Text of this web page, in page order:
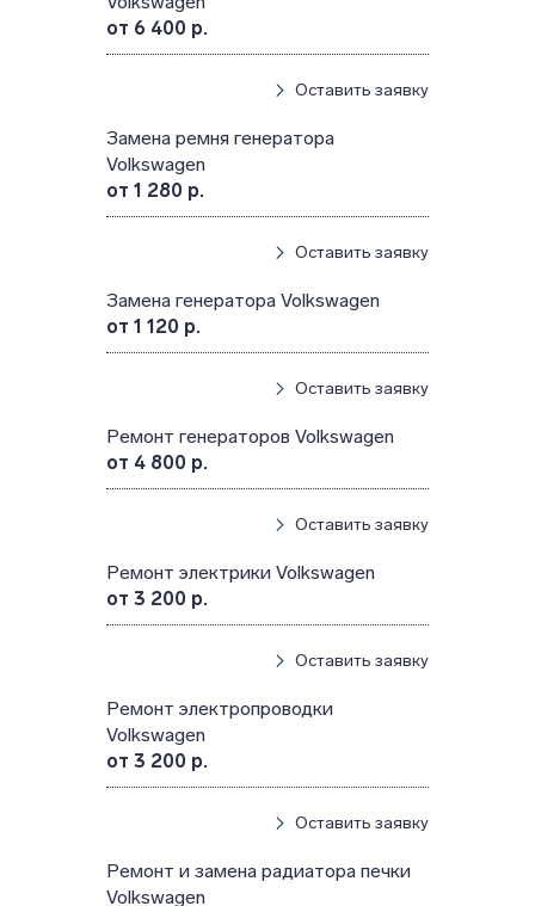
от 6 400 р.
Оставить заявку
Замена ремня генератора
Volkswagen
от 1 280 р.
Оставить заявку
Замена генератора Volkswagen
от 1 120 р.
Оставить заявку
Ремонт генераторов Volkswagen
от 4 800 р.
Оставить заявку
Ремонт электрики Volkswagen
от 3 200 р.
Оставить заявку
Ремонт электропроводки
Volkswagen
от 3 200 р.
Оставить заявку
Ремонт и замена радиатора печки
Volkswagen